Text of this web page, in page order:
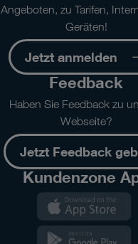
Angeboten, zu Tarifen,
Geräten!
Jetzt anmelden
Feedback
Haben Sie Feedback zu
Webseite?
Jetzt Feedback
Kundenzone